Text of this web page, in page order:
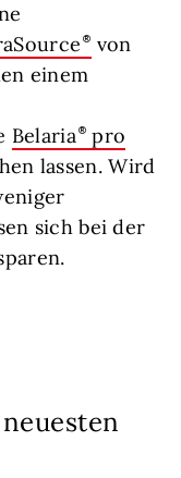
von
einem
Belaria
pro
lassen. Wird
sich bei der